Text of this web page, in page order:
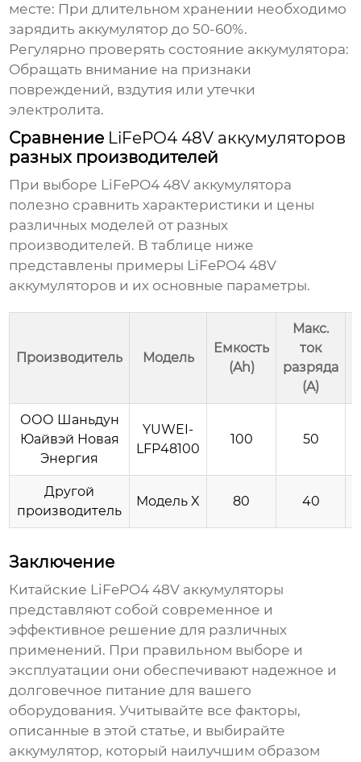
месте: При длительном хранении необходимо
зарядить аккумулятор до 50-60%.
Регулярно проверять состояние аккумулятора:
Обращать внимание на признаки
повреждений, вздутия или утечки
электролита.
Сравнение LiFePO4 48V аккумуляторов
разных производителей
При выборе LiFePO4 48V аккумулятора
полезно сравнить характеристики и цены
различных моделей от разных
производителей. В таблице ниже
представлены примеры LiFePO4 48V
аккумуляторов и их основные параметры.
Производитель Модель
Емкость
(Ah)
Макс.
ток
разряда
(A)
ООО Шаньдун
Юайвэй Новая
Энергия
YUWEI-
LFP48100
100 50
Другой
производитель
Модель X 80 40
Заключение
Китайские LiFePO4 48V аккумуляторы
представляют собой современное и
эффективное решение для различных
применений. При правильном выборе и
эксплуатации они обеспечивают надежное и
долговечное питание для вашего
оборудования. Учитывайте все факторы,
описанные в этой статье, и выбирайте
аккумулятор, который наилучшим образом